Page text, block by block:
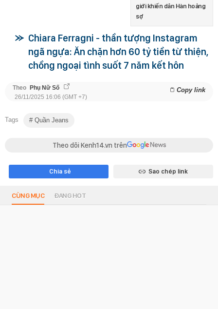
giới khiến dân Hàn hoảng
sợ
Chiara Ferragni - thần tượng Instagram
ngã ngựa: Ăn chặn hơn 60 tỷ tiền từ thiện,
chồng ngoại tình suốt 7 năm kết hôn
Theo Phụ Nữ Số Copy link
26/11/2025 16:06 (GMT +7)
Tags Quần Jeans
Theo dõi Kenh14.vn trên
Chia sẻ Sao chép link
CÙNG MỤC ĐANG HOT